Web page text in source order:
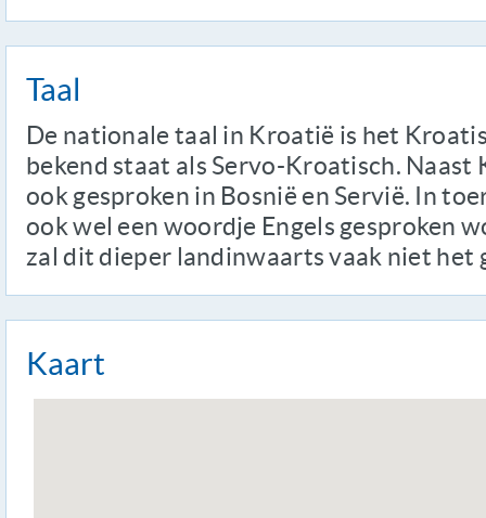
Taal
De nationale taal in Kroatië is het
bekend staat als Servo-Kroatisch.
ook gesproken in Bosnië en Servië. In
ook wel een woordje Engels gesproken
zal dit dieper landinwaarts vaak niet het
Kaart